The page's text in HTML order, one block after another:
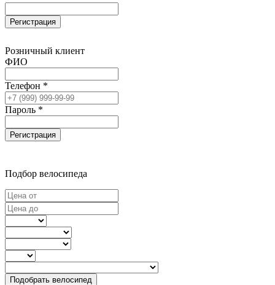
Регистрация
Розничный клиент
ФИО
Телефон *
Пароль *
Регистрация
Подбор велосипеда
Подобрать велосипед